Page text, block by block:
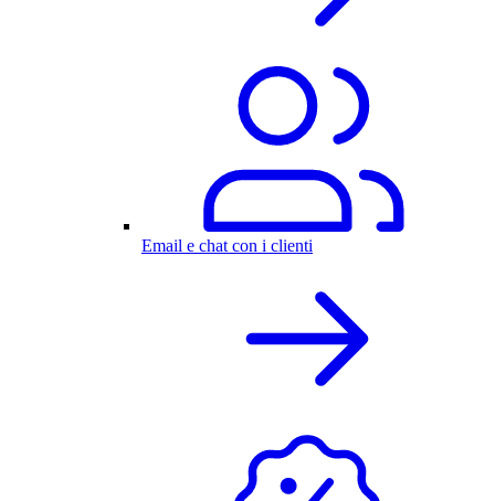
Email e chat con i clienti